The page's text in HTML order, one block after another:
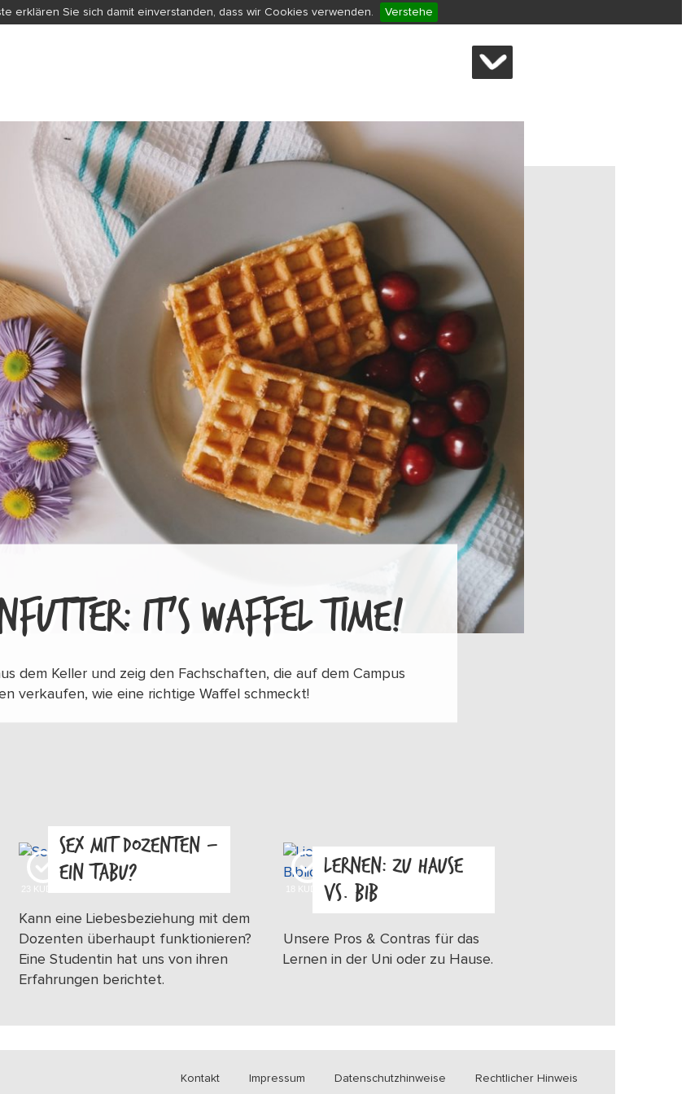
erklären Sie sich damit einverstanden, dass wir Cookies verwenden. Verstehe
IT’S WAFFEL TIME!
dem Keller und zeig den Fachschaften, die auf dem Campus
verkaufen, wie eine richtige Waffel schmeckt!
SEX MIT DOZENTEN –
EIN TABU?
Kann eine Liebesbeziehung mit dem
Dozenten überhaupt funktionieren?
Eine Studentin hat uns von ihren
Erfahrungen berichtet.
KUDOS
LERNEN: ZU HAUSE
VS. BIB
Unsere Pros & Contras für das
Lernen in der Uni oder zu Hause.
Kontakt Impressum Datenschutzhinweise Rechtlicher Hinweis